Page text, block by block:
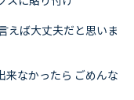
えば大丈夫だと思いま
なかったら ごめんな